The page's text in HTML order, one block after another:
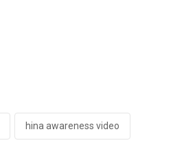
hina awareness video